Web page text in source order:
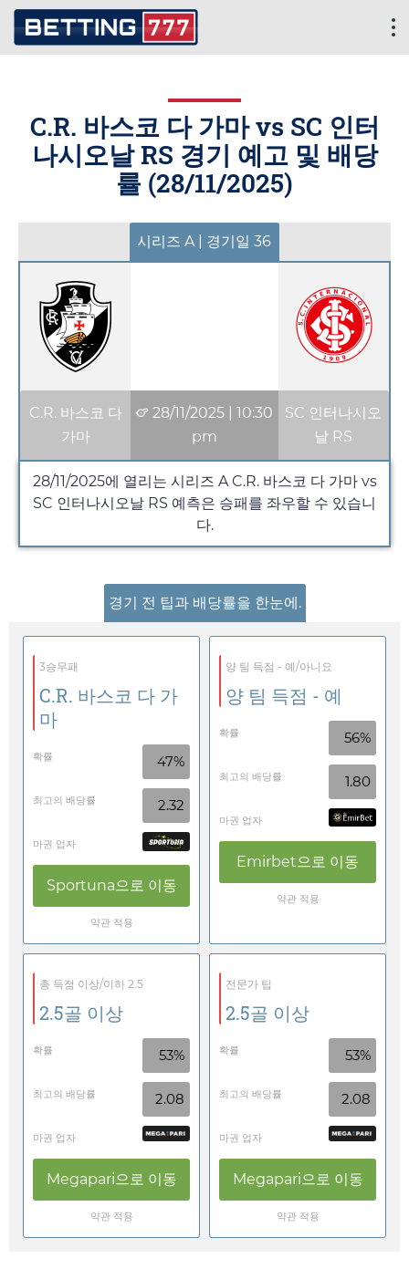
C.R. 바스코 다 가마 vs SC 인터
나시오날 RS 경기 예고 및 배당
률 (28/11/2025)
시리즈 A | 경기일 36
C.R. 바스코 다
가마
28/11/2025 |10:30
pm
SC 인터나시오
날 RS
28/11/2025에 열리는 시리즈 A C.R. 바스코 다 가마 vs
SC 인터나시오날 RS 예측은 승패를 좌우할 수 있습니
다.
경기 전 팁과 배당률을 한눈에.
3승무패
C.R. 바스코 다 가
마
확률 47%
최고의 배당률 2.32
마권 업자
Sportuna으로 이동
약관 적용
양 팀 득점 - 예/아니요
양 팀 득점 - 예
확률 56%
최고의 배당률 1.80
마권 업자
Emirbet으로 이동
약관 적용
총 득점 이상/이하 2.5
2.5골 이상
확률 53%
최고의 배당률 2.08
마권 업자
Megapari으로 이동
약관 적용
전문가 팁
2.5골 이상
확률 53%
최고의 배당률 2.08
마권 업자
Megapari으로 이동
약관 적용